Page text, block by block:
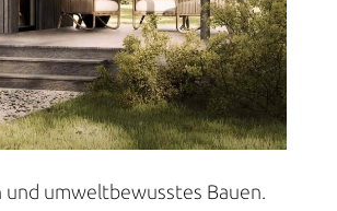
umweltbewusstes Bauen.